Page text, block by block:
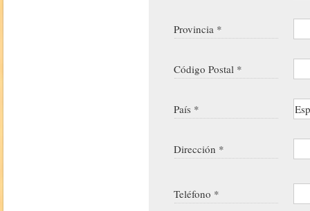
Provincia *
Código Postal *
País *
Dirección *
Teléfono *